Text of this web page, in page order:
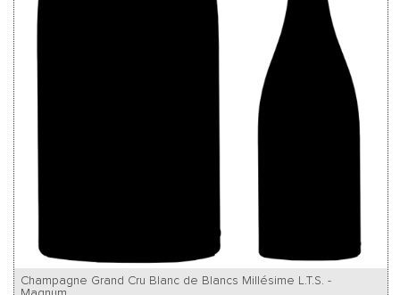
Champagne Grand Cru Blanc de Blancs Millésime L.T.S. -